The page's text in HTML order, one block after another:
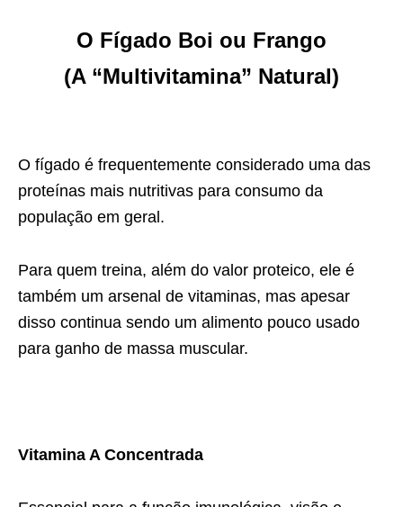
O Fígado Boi ou Frango
(A “Multivitamina” Natural)
O fígado é frequentemente considerado uma das
proteínas mais nutritivas para consumo da
população em geral.
Para quem treina, além do valor proteico, ele é
também um arsenal de vitaminas, mas apesar
disso continua sendo um alimento pouco usado
para ganho de massa muscular.
Vitamina A Concentrada